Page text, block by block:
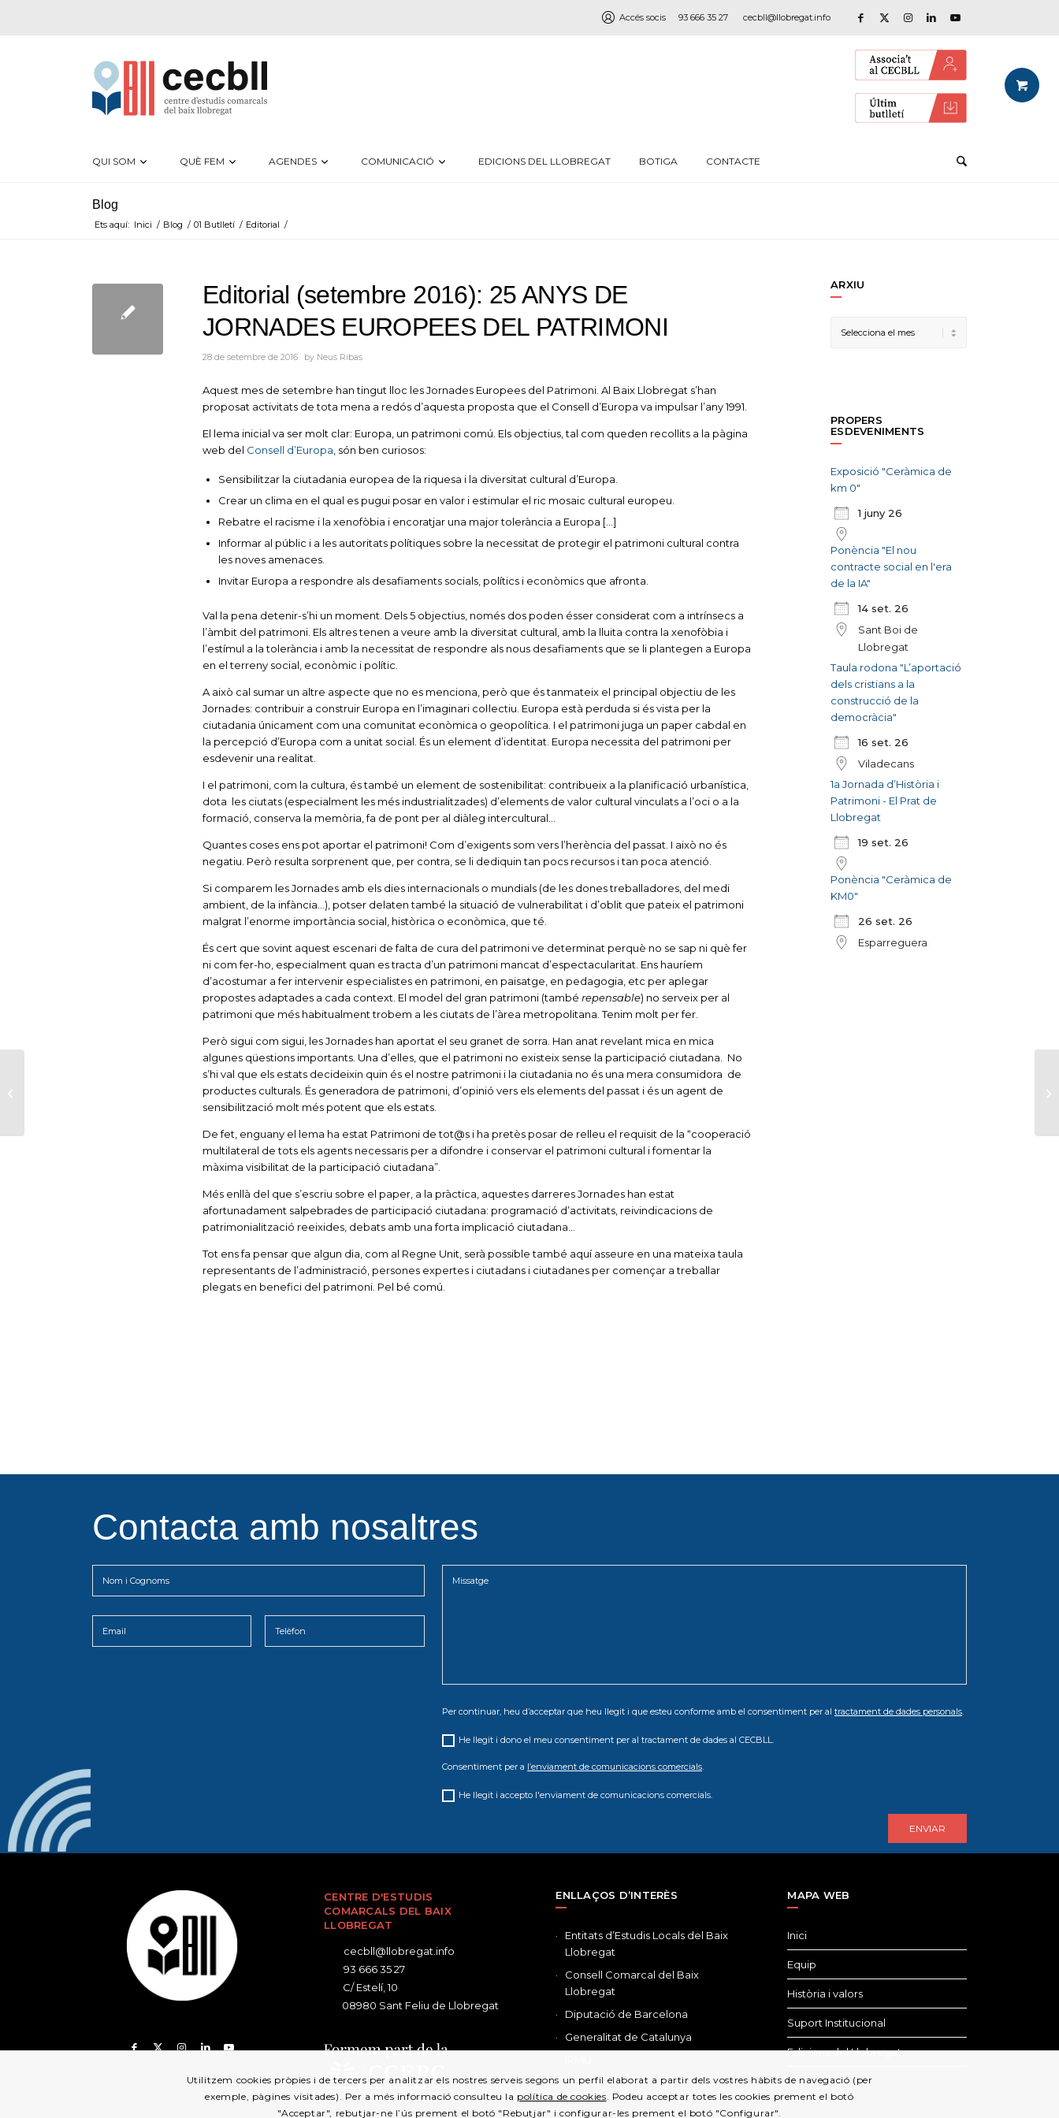
Accés socis 93 666 35 27 cecbll@llobregat.info
QUI SOM QUÈ FEM AGENDES COMUNICACIÓ EDICIONS DEL LLOBREGAT BOTIGA CONTACTE
Blog
Ets aquí: Inici / Blog / 01 Butlletí / Editorial /
Editorial (setembre 2016): 25 ANYS DE
JORNADES EUROPEES DEL PATRIMONI
28 de setembre de 2016 by Neus Ribas
Aquest mes de setembre han tingut lloc les Jornades Europees del Patrimoni. Al Baix Llobregat s’han
proposat activitats de tota mena a redós d’aquesta proposta que el Consell d’Europa va impulsar l’any 1991.
El lema inicial va ser molt clar: Europa, un patrimoni comú. Els objectius, tal com queden recollits a la pàgina
web del Consell d’Europa , són ben curiosos:
Sensibilitzar la ciutadania europea de la riquesa i la diversitat cultural d’Europa.
Crear un clima en el qual es pugui posar en valor i estimular el ric mosaic cultural europeu.
Rebatre el racisme i la xenofòbia i encoratjar una major tolerància a Europa […]
Informar al públic i a les autoritats polítiques sobre la necessitat de protegir el patrimoni cultural contra
les noves amenaces.
Invitar Europa a respondre als desafiaments socials, polítics i econòmics que afronta.
Val la pena detenir-s’hi un moment. Dels 5 objectius, només dos poden ésser considerat com a intrínsecs a
l’àmbit del patrimoni. Els altres tenen a veure amb la diversitat cultural, amb la lluita contra la xenofòbia i
l’estímul a la tolerància i amb la necessitat de respondre als nous desafiaments que se li plantegen a Europa
en el terreny social, econòmic i polític.
A això cal sumar un altre aspecte que no es menciona, però que és tanmateix el principal objectiu de les
Jornades: contribuir a construir Europa en l’imaginari col·lectiu. Europa està perduda si és vista per la
ciutadania únicament com una comunitat econòmica o geopolítica. I el patrimoni juga un paper cabdal en
la percepció d’Europa com a unitat social. És un element d’identitat. Europa necessita del patrimoni per
esdevenir una realitat.
I el patrimoni, com la cultura, és també un element de sostenibilitat: contribueix a la planificació urbanística,
dota les ciutats (especialment les més industrialitzades) d’elements de valor cultural vinculats a l’oci o a la
formació, conserva la memòria, fa de pont per al diàleg intercultural…
Quantes coses ens pot aportar el patrimoni! Com d’exigents som vers l’herència del passat. I això no és
negatiu. Però resulta sorprenent que, per contra, se li dediquin tan pocs recursos i tan poca atenció.
Si comparem les Jornades amb els dies internacionals o mundials (de les dones treballadores, del medi
ambient, de la infància…), potser delaten també la situació de vulnerabilitat i d’oblit que pateix el patrimoni
malgrat l’enorme importància social, històrica o econòmica, que té.
És cert que sovint aquest escenari de falta de cura del patrimoni ve determinat perquè no se sap ni què fer
ni com fer-ho, especialment quan es tracta d’un patrimoni mancat d’espectacularitat. Ens hauríem
d’acostumar a fer intervenir especialistes en patrimoni, en paisatge, en pedagogia, etc per aplegar
propostes adaptades a cada context. El model del gran patrimoni (també repensable) no serveix per al
patrimoni que més habitualment trobem a les ciutats de l’àrea metropolitana. Tenim molt per fer.
Però sigui com sigui, les Jornades han aportat el seu granet de sorra. Han anat revelant mica en mica
algunes qüestions importants. Una d’elles, que el patrimoni no existeix sense la participació ciutadana. No
s’hi val que els estats decideixin quin és el nostre patrimoni i la ciutadania no és una mera consumidora de
productes culturals. És generadora de patrimoni, d’opinió vers els elements del passat i és un agent de
sensibilització molt més potent que els estats.
De fet, enguany el lema ha estat Patrimoni de tot@s i ha pretès posar de relleu el requisit de la “cooperació
multilateral de tots els agents necessaris per a difondre i conservar el patrimoni cultural i fomentar la
màxima visibilitat de la participació ciutadana”.
Més enllà del que s’escriu sobre el paper, a la pràctica, aquestes darreres Jornades han estat
afortunadament salpebrades de participació ciutadana: programació d’activitats, reivindicacions de
patrimonialització reeixides, debats amb una forta implicació ciutadana…
Tot ens fa pensar que algun dia, com al Regne Unit, serà possible també aquí asseure en una mateixa taula
representants de l’administració, persones expertes i ciutadans i ciutadanes per començar a treballar
plegats en benefici del patrimoni. Pel bé comú.
ARXIU
PROPERS
ESDEVENIMENTS
Exposició "Ceràmica de
km 0"
1 juny 26
Ponència "El nou
contracte social en l'era
de la IA"
14 set. 26
Sant Boi de
Llobregat
Taula rodona "L’aportació
dels cristians a la
construcció de la
democràcia"
16 set. 26
Viladecans
1a Jornada d’Història i
Patrimoni - El Prat de
Llobregat
19 set. 26
Ponència "Ceràmica de
KM0"
26 set. 26
Esparreguera
Contacta amb nosaltres
Per continuar, heu d’acceptar que heu llegit i que esteu conforme amb el consentiment per al tractament de dades personals.
He llegit i dono el meu consentiment per al tractament de dades al CECBLL.
Consentiment per a l’enviament de comunicacions comercials.
He llegit i accepto l'enviament de comunicacions comercials.
CENTRE D'ESTUDIS
COMARCALS DEL BAIX
LLOBREGAT
cecbll@llobregat.info
93 666 35 27
C/ Estelí, 10
08980 Sant Feliu de Llobregat
ENLLAÇOS D’INTERÈS
Entitats d’Estudis Locals del Baix
Llobregat
Consell Comarcal del Baix
Llobregat
Diputació de Barcelona
Generalitat de Catalunya
CCEPC
MAPA WEB
Inici
Equip
Història i valors
Suport Institucional
Edicions del Llobregat
Utilitzem cookies pròpies i de tercers per analitzar els nostres serveis segons un perfil elaborat a partir dels vostres hàbits de navegació (per
exemple, pàgines visitades). Per a més informació consulteu la política de cookies. Podeu acceptar totes les cookies prement el botó
"Acceptar", rebutjar-ne l’ús prement el botó "Rebutjar" i configurar-les prement el botó "Configurar".